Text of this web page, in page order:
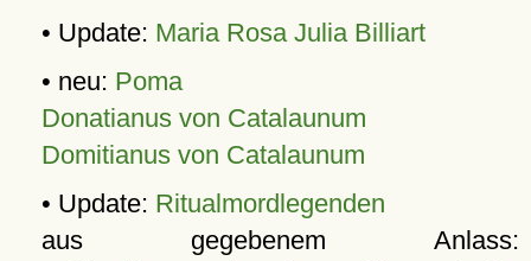
• Update: Maria Rosa Julia Billiart
• neu: Poma
Donatianus von Catalaunum
Domitianus von Catalaunum
• Update: Ritualmordlegenden
aus gegebenem Anlass: